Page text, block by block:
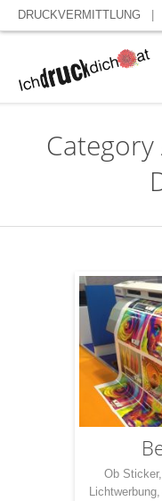
DRUCKVERMITTLUNG
Category
Ob